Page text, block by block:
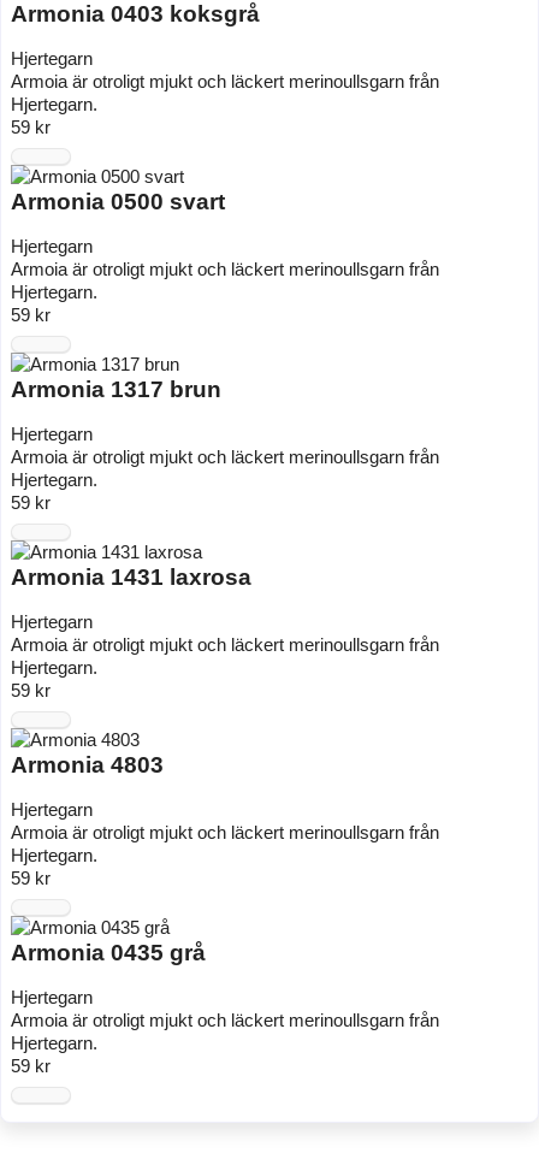
Armonia 0403 koksgrå
Hjertegarn
Armoia är otroligt mjukt och läckert merinoullsgarn från
Hjertegarn.
59 kr
Armonia 0500 svart
Hjertegarn
Armoia är otroligt mjukt och läckert merinoullsgarn från
Hjertegarn.
59 kr
Armonia 1317 brun
Hjertegarn
Armoia är otroligt mjukt och läckert merinoullsgarn från
Hjertegarn.
59 kr
Armonia 1431 laxrosa
Hjertegarn
Armoia är otroligt mjukt och läckert merinoullsgarn från
Hjertegarn.
59 kr
Armonia 4803
Hjertegarn
Armoia är otroligt mjukt och läckert merinoullsgarn från
Hjertegarn.
59 kr
Armonia 0435 grå
Hjertegarn
Armoia är otroligt mjukt och läckert merinoullsgarn från
Hjertegarn.
59 kr